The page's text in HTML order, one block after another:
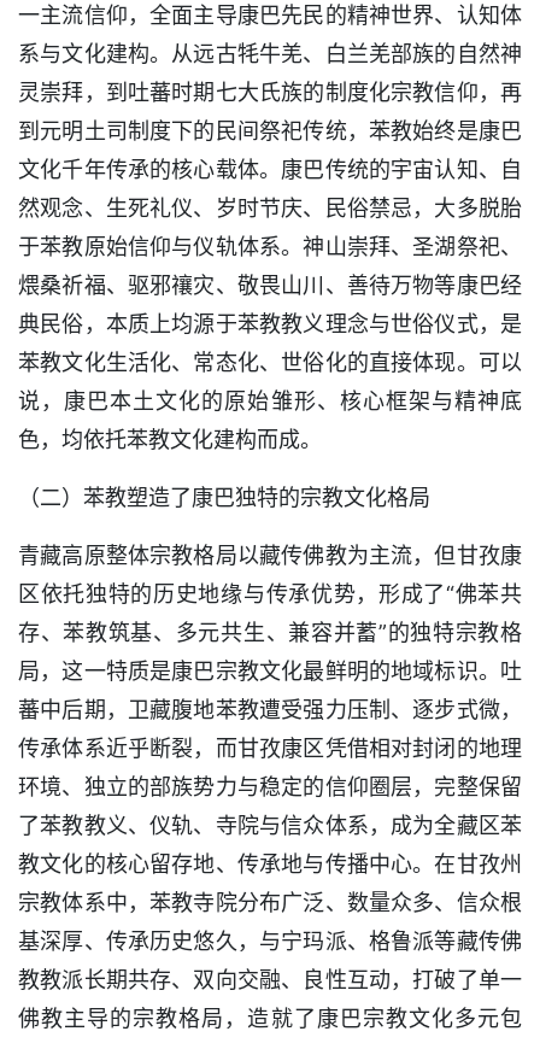
一主流信仰，全面主导康巴先民的精神世界、认知体
系与文化建构。从远古牦牛羌、白兰羌部族的自然神
灵崇拜，到吐蕃时期七大氏族的制度化宗教信仰，再
到元明土司制度下的民间祭祀传统，苯教始终是康巴
文化千年传承的核心载体。康巴传统的宇宙认知、自
然观念、生死礼仪、岁时节庆、民俗禁忌，大多脱胎
于苯教原始信仰与仪轨体系。神山崇拜、圣湖祭祀、
煨桑祈福、驱邪禳灾、敬畏山川、善待万物等康巴经
典民俗，本质上均源于苯教教义理念与世俗仪式，是
苯教文化生活化、常态化、世俗化的直接体现。可以
说，康巴本土文化的原始雏形、核心框架与精神底
色，均依托苯教文化建构而成。
（二）苯教塑造了康巴独特的宗教文化格局
青藏高原整体宗教格局以藏传佛教为主流，但甘孜康
区依托独特的历史地缘与传承优势，形成了“佛苯共
存、苯教筑基、多元共生、兼容并蓄”的独特宗教格
局，这一特质是康巴宗教文化最鲜明的地域标识。吐
蕃中后期，卫藏腹地苯教遭受强力压制、逐步式微，
传承体系近乎断裂，而甘孜康区凭借相对封闭的地理
环境、独立的部族势力与稳定的信仰圈层，完整保留
了苯教教义、仪轨、寺院与信众体系，成为全藏区苯
教文化的核心留存地、传承地与传播中心。在甘孜州
宗教体系中，苯教寺院分布广泛、数量众多、信众根
基深厚、传承历史悠久，与宁玛派、格鲁派等藏传佛
教教派长期共存、双向交融、良性互动，打破了单一
佛教主导的宗教格局，造就了康巴宗教文化多元包